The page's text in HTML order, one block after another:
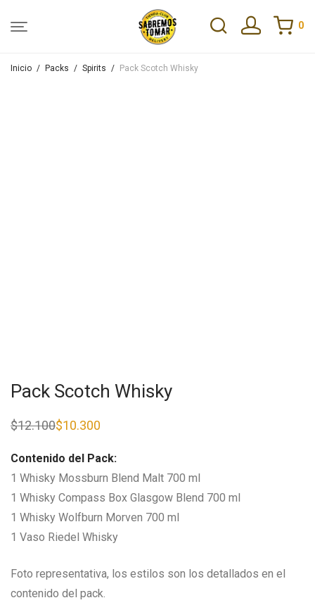
0
Inicio / Packs / Spirits / Pack Scotch Whisky
Pack Scotch Whisky
$12.100
El
era:
$10.300
El
es:
Contenido del Pack:
1 Whisky Mossburn Blend Malt 700 ml
1 Whisky Compass Box Glasgow Blend 700 ml
1 Whisky Wolfburn Morven 700 ml
1 Vaso Riedel Whisky
Foto representativa, los estilos son los detallados en el
contenido del pack.